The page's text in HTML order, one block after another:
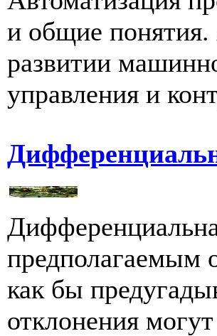
и общие понятия.
развитии
управления и
предполагаемым
как бы
отклонения